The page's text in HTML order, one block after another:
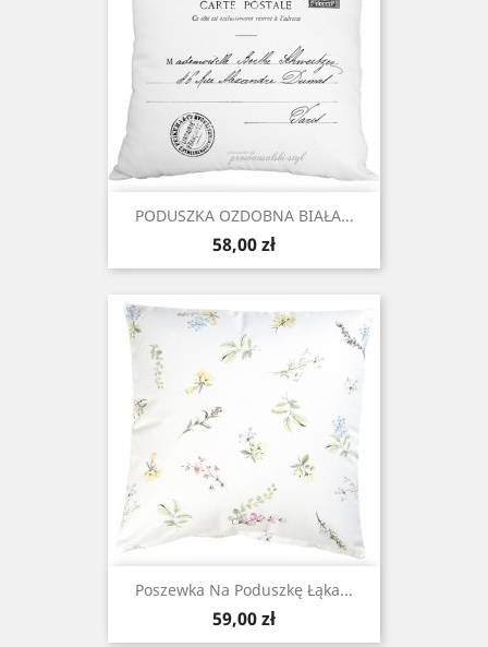
PODUSZKA OZDOBNA BIAŁA...
Cena
58,00 zł
Poszewka Na Poduszkę Łąka...
Cena
59,00 zł